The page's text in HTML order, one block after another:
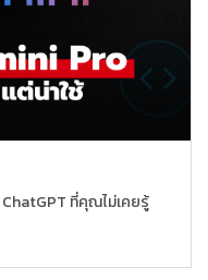
ที่คุณไม่เคยรู้